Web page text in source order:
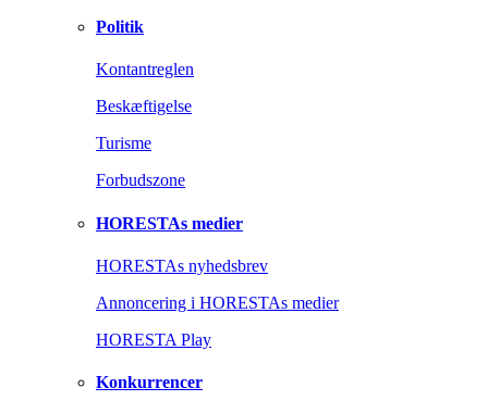
Politik
Kontantreglen
Beskæftigelse
Turisme
Forbudszone
HORESTAs medier
HORESTAs nyhedsbrev
Annoncering i HORESTAs medier
HORESTA Play
Konkurrencer